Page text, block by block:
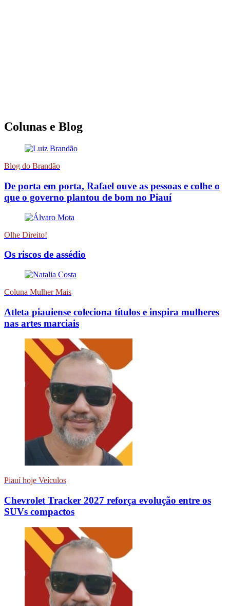
Colunas e Blog
Blog do Brandão
De porta em porta, Rafael ouve as pessoas e colhe o
que o governo plantou de bom no Piauí
Olhe Direito!
Os riscos de assédio
Coluna Mulher Mais
Atleta piauiense coleciona títulos e inspira mulheres
nas artes marciais
Piauí hoje Veículos
Chevrolet Tracker 2027 reforça evolução entre os
SUVs compactos